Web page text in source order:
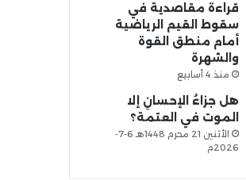
قراءة مقاصدية في
سقوط القيم الرياضية
أمام منطق القوة
والشهرة
منذ 4 أسابيع
هل جزاءُ الإحسانِ إلا
الموت في العتمة؟
الأثنين 21 محرم 1448هـ 6-7-
2026م